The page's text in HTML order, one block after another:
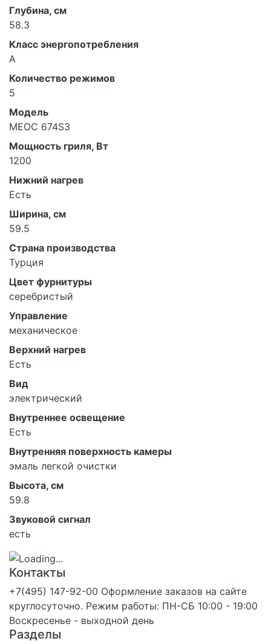
Глубина, см
58.3
Класс энергопотребления
А
Количество режимов
5
Модель
MEOC 674S3
Мощность гриля, Вт
1200
Нижний нагрев
Есть
Ширина, см
59.5
Страна производства
Турция
Цвет фурнитуры
серебристый
Управление
механическое
Верхний нагрев
Есть
Вид
электрический
Внутреннее освещение
Есть
Внутренняя поверхность камеры
эмаль легкой очистки
Высота, см
59.8
Звуковой сигнал
есть
Контакты
+7(495) 147-92-00 Оформление заказов на сайте
круглосуточно. Режим работы: ПН-СБ 10:00 - 19:00
Воскресенье - выходной день
Разделы